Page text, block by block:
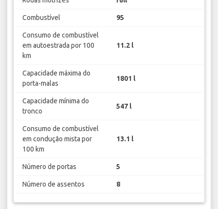
Combustível 95
Consumo de combustível
em autoestrada por 100
km
11.2 l
Capacidade máxima do
porta-malas
1801 l
Capacidade mínima do
tronco
547 l
Consumo de combustível
em condução mista por
100 km
13.1 l
Número de portas 5
Número de assentos 8